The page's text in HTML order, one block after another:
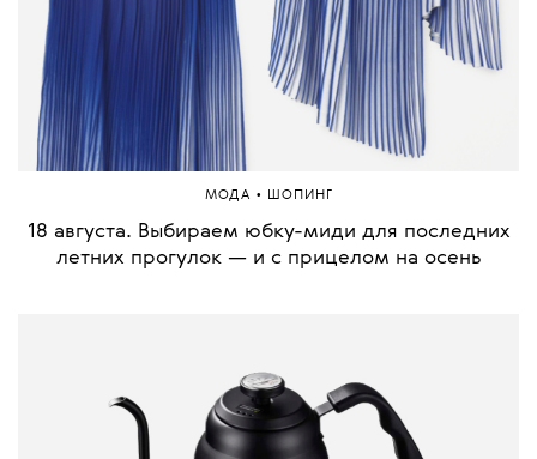
МОДА • ШОПИНГ
18 августа. Выбираем юбку-миди для последних
летних прогулок — и с прицелом на осень